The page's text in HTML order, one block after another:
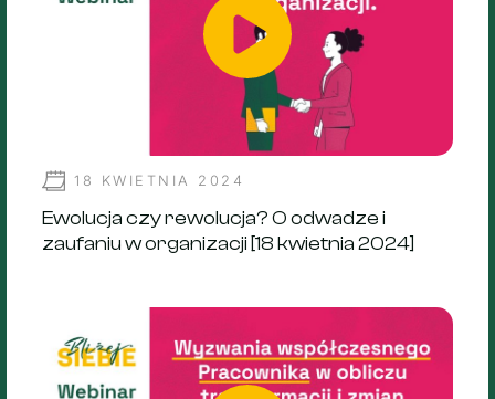
18 KWIETNIA 2024
Ewolucja czy rewolucja? O odwadze i
zaufaniu w organizacji [18 kwietnia 2024]